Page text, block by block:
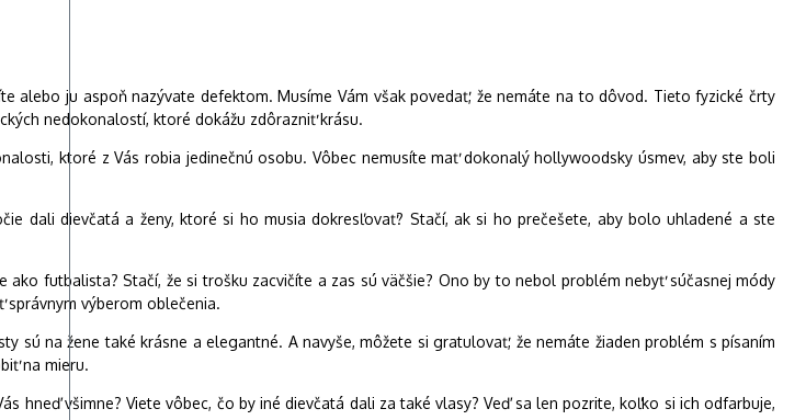
alebo ju aspoň nazývate defektom. Musíme Vám však povedať, že nemáte na to dôvod. Tieto fyzické črty
nedokonalostí, ktoré dokážu zdôrazniť krásu.
ktoré z Vás robia jedinečnú osobu. Vôbec nemusíte mať dokonalý hollywoodsky úsmev, aby ste boli
dali dievčatá a ženy, ktoré si ho musia dokresľovať? Stačí, ak si ho prečešete, aby bolo uhladené a ste
futbalista? Stačí, že si trošku zacvičíte a zas sú väčšie? Ono by to nebol problém nebyť súčasnej módy
výberom oblečenia.
sú na žene také krásne a elegantné. A navyše, môžete si gratulovať, že nemáte žiaden problém s písaním
na mieru.
hneď všimne? Viete vôbec, čo by iné dievčatá dali za také vlasy? Veď sa len pozrite, koľko si ich odfarbuje,